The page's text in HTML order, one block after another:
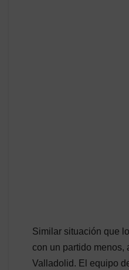
Similar situación que
con un partido menos,
Valladolid. El equipo